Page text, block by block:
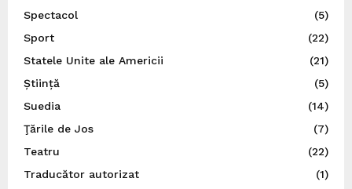
Spectacol
(5)
Sport
(22)
Statele Unite ale Americii
(21)
Știință
(5)
Suedia
(14)
Ţările de Jos
(7)
Teatru
(22)
Traducător autorizat
(1)